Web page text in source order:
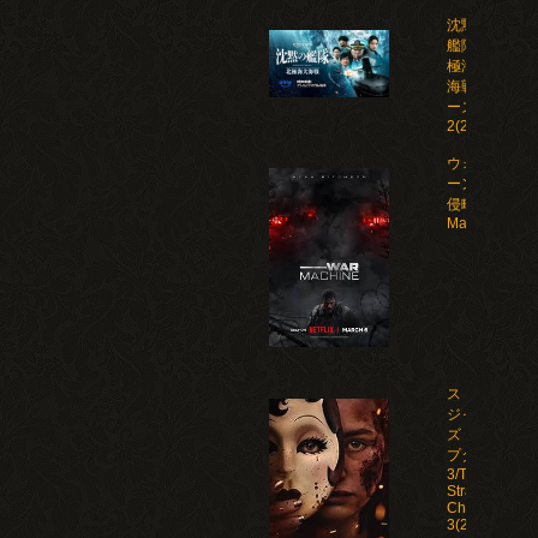
沈黙の
艦隊 北
極海大
海戦 シ
ーズン
2(2026)
ウォー・マシ
ーン: 未知な
侵略者/War
ストレン
ジャー
ズ：チャ
プター
3/The
Strangers:
Chapter
3(2026)